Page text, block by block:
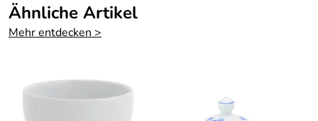
Ähnliche Artikel
Mehr entdecken >